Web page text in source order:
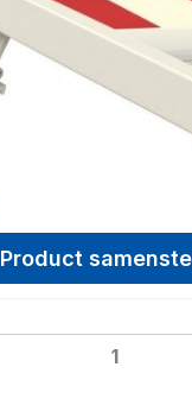
Product
1